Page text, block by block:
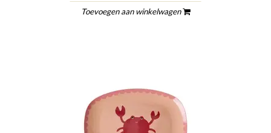
Toevoegen aan winkelwagen